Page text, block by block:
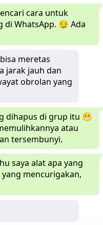
cara untuk
di WhatsApp. 😏 Ada
meretas
jarak jauh dan
obrolan yang
dihapus di grup itu 😬
atau
tersembunyi.
saya alat apa yang
mencurigakan,